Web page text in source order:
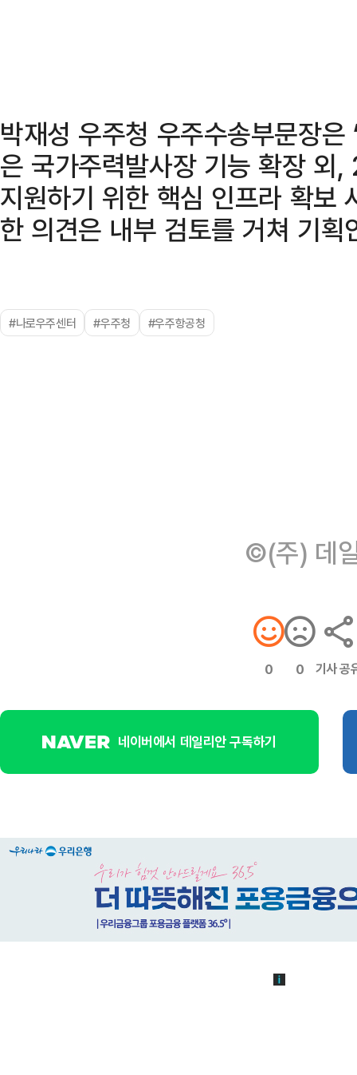
박재성 우주청 우주수송부문장
은 국가주력발사장 기능 확장
지원하기 위한 핵심 인프라 확보
한 의견은 내부 검토를 거쳐 기
#나로우주센터 #우주청 #우주항공청
©(주) 데
0 0 기사 공
네이버에서 데일리안 구독하기